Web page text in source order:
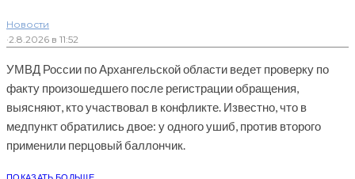
Новости
·2.8.2026 в 11:52
УМВД России по Архангельской области ведет проверку по
факту произошедшего после регистрации обращения,
выясняют, кто участвовал в конфликте. Известно, что в
медпункт обратились двое: у одного ушиб, против второго
применили перцовый баллончик.